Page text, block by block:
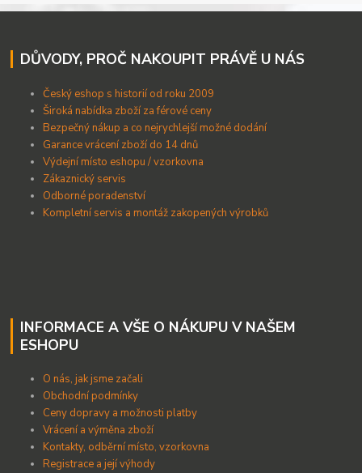
DŮVODY, PROČ NAKOUPIT PRÁVĚ U NÁS
Český eshop s historií od roku 2009
Široká nabídka zboží za férové ceny
Bezpečný nákup a co nejrychlejší možné dodání
Garance vrácení zboží do 14 dnů
Výdejní místo eshopu / vzorkovna
Zákaznický servis
Odborné poradenství
Kompletní servis a montáž zakopených výrobků
INFORMACE A VŠE O NÁKUPU V NAŠEM
ESHOPU
O nás, jak jsme začali
Obchodní podmínky
Ceny dopravy a možnosti platby
Vrácení a výměna zboží
Kontakty, odběrní místo, vzorkovna
Registrace a její výhody